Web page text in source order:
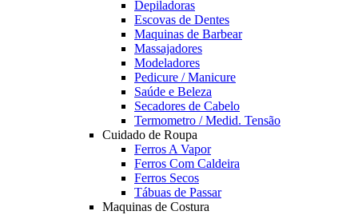
Depiladoras
Escovas de Dentes
Maquinas de Barbear
Massajadores
Modeladores
Pedicure / Manicure
Saúde e Beleza
Secadores de Cabelo
Termometro / Medid. Tensão
Cuidado de Roupa
Ferros A Vapor
Ferros Com Caldeira
Ferros Secos
Tábuas de Passar
Maquinas de Costura